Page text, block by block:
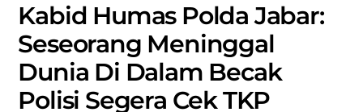
Kabid Humas Polda Jabar:
Seseorang Meninggal
Dunia Di Dalam Becak
Polisi Segera Cek TKP